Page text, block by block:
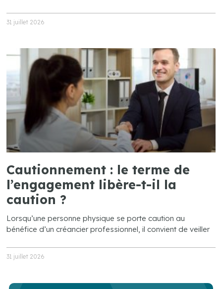
31 juillet 2026
Cautionnement : le terme de
l’engagement libère-t-il la
caution ?
Lorsqu’une personne physique se porte caution au
bénéfice d’un créancier professionnel, il convient de veiller
31 juillet 2026